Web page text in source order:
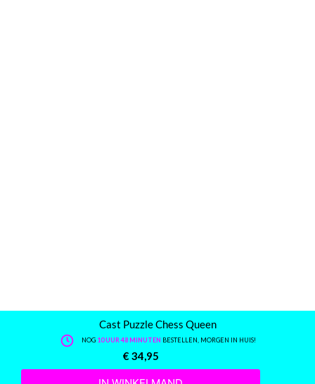
Cast Puzzle Chess Queen
NOG 10 UUR 48 MINUTEN BESTELLEN, MORGEN IN HUIS!
€ 34,95